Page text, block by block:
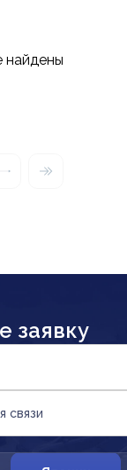
найдены
заявку
связи